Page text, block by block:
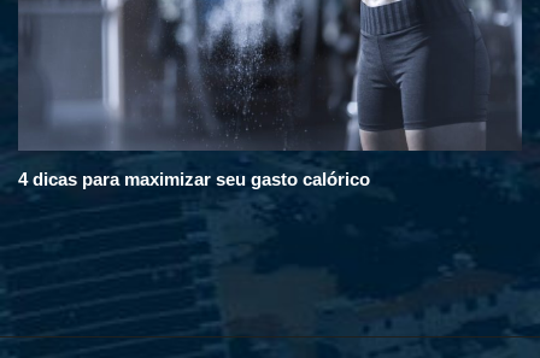
4 dicas para maximizar seu gasto calórico